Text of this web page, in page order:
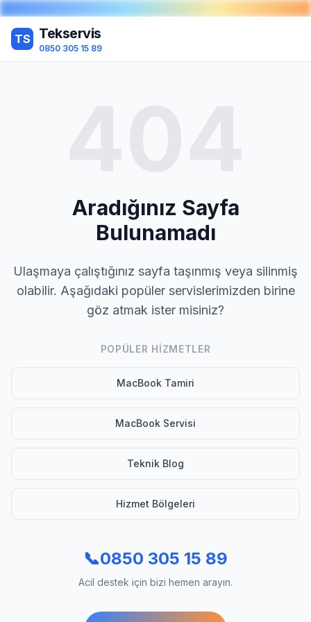
TS Tekservis
0850 305 15 89
Aradığınız Sayfa
Bulunamadı
Ulaşmaya çalıştığınız sayfa taşınmış veya silinmiş
olabilir. Aşağıdaki popüler servislerimizden birine
göz atmak ister misiniz?
POPÜLER HIZMETLER
MacBook Tamiri
MacBook Servisi
Teknik Blog
Hizmet Bölgeleri
📞0850 305 15 89
Acil destek için bizi hemen arayın.